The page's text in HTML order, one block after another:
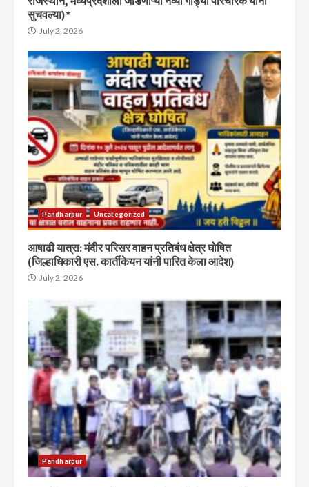
सुचवल्या)*
July 2, 2026
Pandharpur Uncategorized
आषाढी यात्रा: मंदीर परिसर वाहन प्रतिबंध क्षेत्र घोषित
(जिल्हाधिकारी एस. कार्तीकेयन यांनी पारित केला आदेश)
July 2, 2026
Pandharpur